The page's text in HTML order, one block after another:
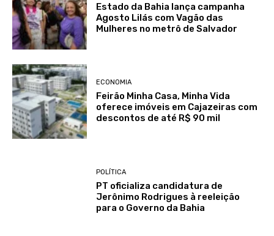
Estado da Bahia lança campanha
Agosto Lilás com Vagão das
Mulheres no metrô de Salvador
ECONOMIA
Feirão Minha Casa, Minha Vida
oferece imóveis em Cajazeiras com
descontos de até R$ 90 mil
POLÍTICA
PT oficializa candidatura de
Jerônimo Rodrigues à reeleição
para o Governo da Bahia